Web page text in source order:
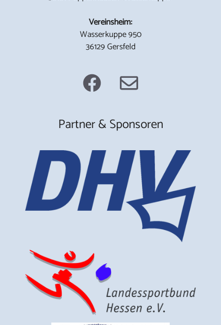
Vereinsheim:
Wasserkuppe 950
36129 Gersfeld
Partner & Sponsoren